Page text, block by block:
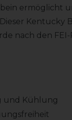
ermöglicht
Kentucky
nach den FEI-
und Kühlung